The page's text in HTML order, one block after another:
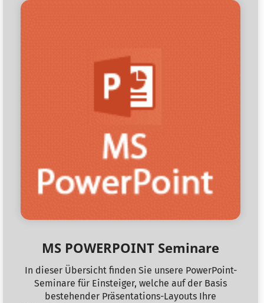
MS POWERPOINT Seminare
In dieser Übersicht finden Sie unsere PowerPoint-
Seminare für Einsteiger, welche auf der Basis
bestehender Präsentations-Layouts Ihre